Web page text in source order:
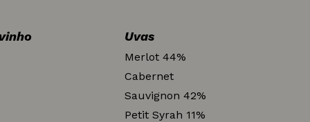
Uvas
Merlot 44%
Cabernet
Sauvignon 42%
Petit Syrah 11%